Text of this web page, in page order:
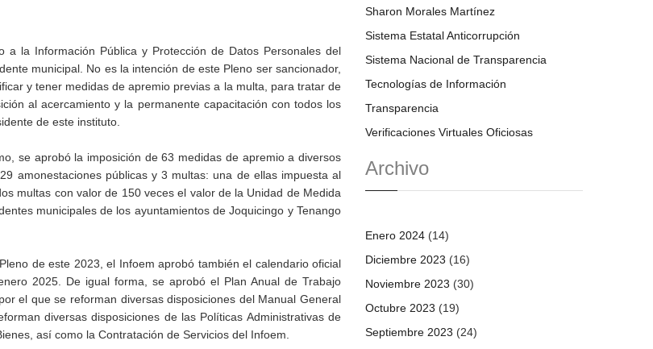
la Información Pública y Protección de Datos Personales del
municipal. No es la intención de este Pleno ser sancionador,
y tener medidas de apremio previas a la multa, para tratar de
al acercamiento y la permanente capacitación con todos los
de este instituto.
se aprobó la imposición de 63 medidas de apremio a diversos
amonestaciones públicas y 3 multas: una de ellas impuesta al
multas con valor de 150 veces el valor de la Unidad de Medida
municipales de los ayuntamientos de Joquicingo y Tenango
de este 2023, el Infoem aprobó también el calendario oficial
2025. De igual forma, se aprobó el Plan Anual de Trabajo
el que se reforman diversas disposiciones del Manual General
diversas disposiciones de las Políticas Administrativas de
así como la Contratación de Servicios del Infoem.
Sharon Morales Martínez
Sistema Estatal Anticorrupción
Sistema Nacional de Transparencia
Tecnologías de Información
Transparencia
Verificaciones Virtuales Oficiosas
Archivo
Enero 2024 (14)
Diciembre 2023 (16)
Noviembre 2023 (30)
Octubre 2023 (19)
Septiembre 2023 (24)